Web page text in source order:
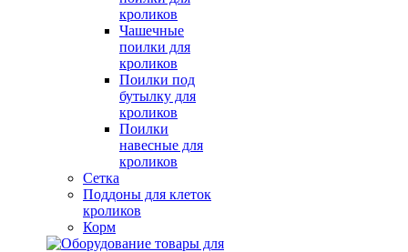
кроликов
Чашечные
поилки для
кроликов
Поилки под
бутылку для
кроликов
Поилки
навесные для
кроликов
Сетка
Поддоны для клеток
кроликов
Корм